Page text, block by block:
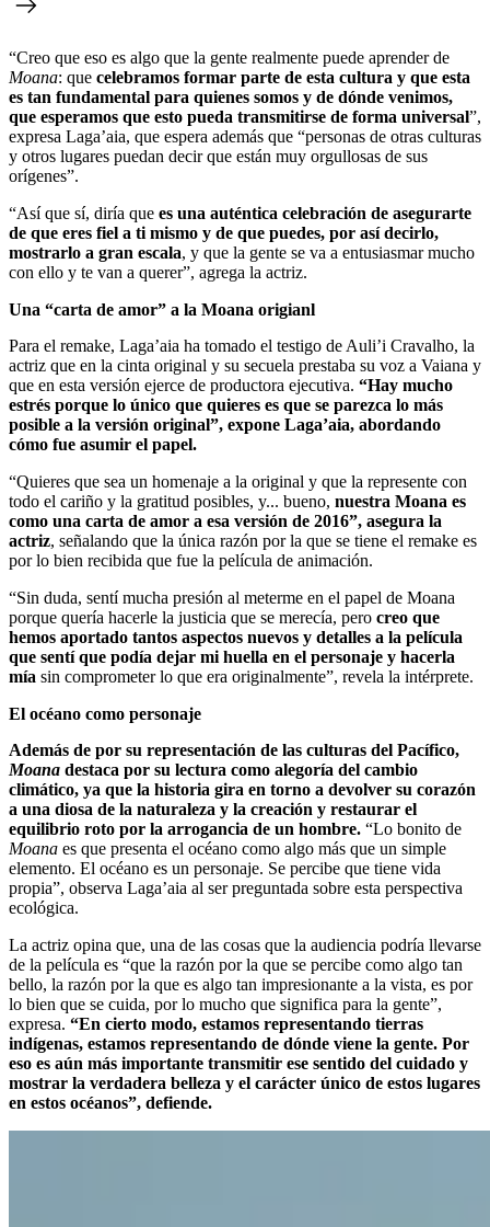
“Creo que eso es algo que la gente realmente puede aprender de
Moana: que celebramos formar parte de esta cultura y que esta
es tan fundamental para quienes somos y de dónde venimos,
que esperamos que esto pueda transmitirse de forma universal”,
expresa Laga’aia, que espera además que “personas de otras culturas
y otros lugares puedan decir que están muy orgullosas de sus
orígenes”.
“Así que sí, diría que es una auténtica celebración de asegurarte
de que eres fiel a ti mismo y de que puedes, por así decirlo,
mostrarlo a gran escala, y que la gente se va a entusiasmar mucho
con ello y te van a querer”, agrega la actriz.
Una “carta de amor” a la Moana origianl
Para el remake, Laga’aia ha tomado el testigo de Auli’i Cravalho, la
actriz que en la cinta original y su secuela prestaba su voz a Vaiana y
que en esta versión ejerce de productora ejecutiva. “Hay mucho
estrés porque lo único que quieres es que se parezca lo más
posible a la versión original”, expone Laga’aia, abordando
cómo fue asumir el papel.
“Quieres que sea un homenaje a la original y que la represente con
todo el cariño y la gratitud posibles, y... bueno, nuestra Moana es
como una carta de amor a esa versión de 2016”, asegura la
actriz, señalando que la única razón por la que se tiene el remake es
por lo bien recibida que fue la película de animación.
“Sin duda, sentí mucha presión al meterme en el papel de Moana
porque quería hacerle la justicia que se merecía, pero creo que
hemos aportado tantos aspectos nuevos y detalles a la película
que sentí que podía dejar mi huella en el personaje y hacerla
mía sin comprometer lo que era originalmente”, revela la intérprete.
El océano como personaje
Además de por su representación de las culturas del Pacífico,
Moana destaca por su lectura como alegoría del cambio
climático, ya que la historia gira en torno a devolver su corazón
a una diosa de la naturaleza y la creación y restaurar el
equilibrio roto por la arrogancia de un hombre. “Lo bonito de
Moana es que presenta el océano como algo más que un simple
elemento. El océano es un personaje. Se percibe que tiene vida
propia”, observa Laga’aia al ser preguntada sobre esta perspectiva
ecológica.
La actriz opina que, una de las cosas que la audiencia podría llevarse
de la película es “que la razón por la que se percibe como algo tan
bello, la razón por la que es algo tan impresionante a la vista, es por
lo bien que se cuida, por lo mucho que significa para la gente”,
expresa. “En cierto modo, estamos representando tierras
indígenas, estamos representando de dónde viene la gente. Por
eso es aún más importante transmitir ese sentido del cuidado y
mostrar la verdadera belleza y el carácter único de estos lugares
en estos océanos”, defiende.